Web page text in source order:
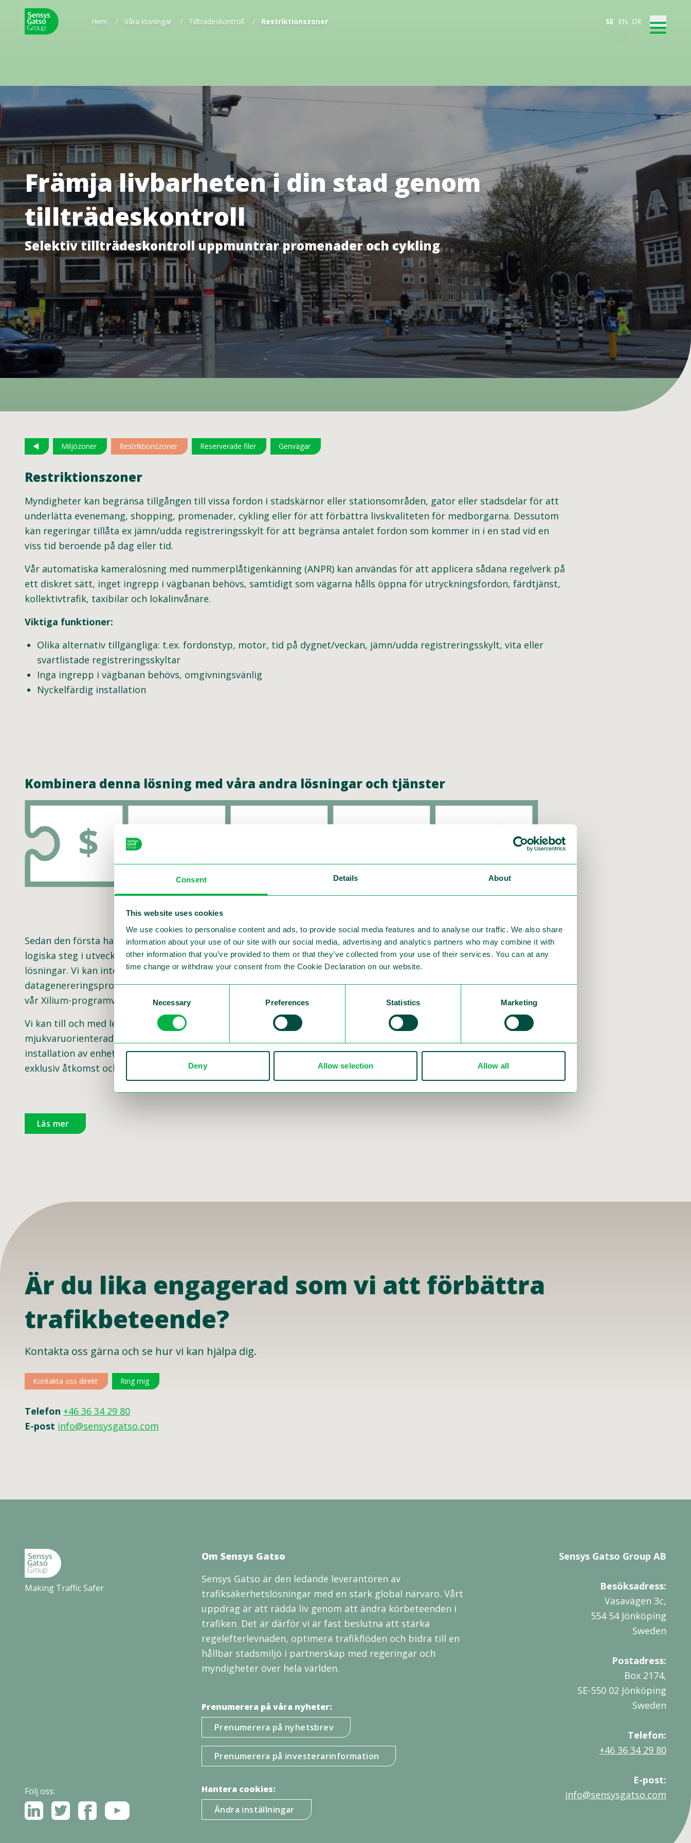
Consent Details About
This website uses cookies
We use cookies to personalise content and ads, to provide social media features and to analyse our traffic. We also share
information about your use of our site with our social media, advertising and analytics partners who may combine it with
other information that you’ve provided to them or that they’ve collected from your use of their services. You can at any
time change or withdraw your consent from the Cookie Declaration on our website.
Selection
Necessary Preferences Statistics Marketing
Deny Allow selection Allow all
Hem / Våra lösningar / Tillträdeskontroll / Restriktionszoner SE EN DE
Främja livbarheten i din stad genom
tillträdeskontroll
Selektiv tillträdeskontroll uppmuntrar promenader och cykling
Miljözoner Restriktionszoner Reserverade filer Genvägar
Restriktionszoner
Myndigheter kan begränsa tillgången till vissa fordon i stadskärnor eller stationsområden, gator eller stadsdelar för att
underlätta evenemang, shopping, promenader, cykling eller för att förbättra livskvaliteten för medborgarna. Dessutom
kan regeringar tillåta ex jämn/udda registreringsskylt för att begränsa antalet fordon som kommer in i en stad vid en
viss tid beroende på dag eller tid.
Vår automatiska kameralösning med nummerplåtigenkänning (ANPR) kan användas för att applicera sådana regelverk på
ett diskret sätt, inget ingrepp i vägbanan behövs, samtidigt som vägarna hålls öppna för utryckningsfordon, färdtjänst,
kollektivtrafik, taxibilar och lokalinvånare.
Viktiga funktioner:
Olika alternativ tillgängliga: t.ex. fordonstyp, motor, tid på dygnet/veckan, jämn/udda registreringsskylt, vita eller
svartlistade registreringsskyltar
Inga ingrepp i vägbanan behövs, omgivningsvänlig
Nyckelfärdig installation
Kombinera denna lösning med våra andra lösningar och tjänster
Sedan den första hastighetskameran uppfanns har vi fortsatt att utveckla mer innovativ hårdvara och mjukvara. Nästa
logiska steg i utvecklingen av trafikövervakning är att tillhandahålla en moduluppsättning för att kombinera alla våra
lösningar. Vi kan integrera alla våra lösningar sömlöst i den utsträckning du föredrar. Från hårdvarusystem till
datagenereringsprogrammet Flux och från dataanalysprogrammet Puls till fullständig automatisering av backoffice med
vår Xilium-programvara. Men det är också möjligt att hjälpa dig med underhåll, projektledning och finansiering.
Vi kan till och med leverera dig TRafikövervakning som en tjänst (TRaaS). Denna unika lösning är flexibel, skalbar,
mjukvaruorienterad och framtidssäker. Med TRaaS kommer vi att hantera hela processen; från upphandling och
installation av enheterna, till registrering av överträdelser och utfärdande av böter. Du upprätthåller full kontroll,
exklusiv åtkomst och övervakning av hur det totala systemet fungerar.
Läs mer
Är du lika engagerad som vi att förbättra
trafikbeteende?
Kontakta oss gärna och se hur vi kan hjälpa dig.
Kontakta oss direkt Ring mig
Telefon +46 36 34 29 80
E-post info@sensysgatso.com
Making Traffic Safer
Följ oss:
Om Sensys Gatso
Sensys Gatso är den ledande leverantören av
trafiksäkerhetslösningar med en stark global närvaro. Vårt
uppdrag är att rädda liv genom att ändra körbeteenden i
trafiken. Det är därför vi är fast beslutna att stärka
regelefterlevnaden, optimera trafikflöden och bidra till en
hållbar stadsmiljö i partnerskap med regeringar och
myndigheter över hela världen.
Prenumerera på våra nyheter:
Prenumerera på nyhetsbrev
Prenumerera på investerarinformation
Hantera cookies:
Ändra inställningar
Sensys Gatso Group AB
Besöksadress:
Vasavägen 3c,
554 54 Jönköping
Sweden
Postadress:
Box 2174,
SE-550 02 Jönköping
Sweden
Telefon:
+46 36 34 29 80
E-post:
info@sensysgatso.com